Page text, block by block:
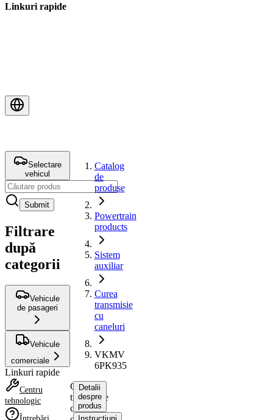
Linkuri rapide
Selectare
vehicul
Submit
Filtrare
după
categorii
Vehicule
de pasageri
Vehicule
comerciale
Linkuri rapide
Centru
tehnologic
Catalog
de
produse
Powertrain
products
Sistem
auxiliar
Curea
transmisie
cu
caneluri
VKMV
6PK935
Curea
transmisie
cu
Detalii
despre
produs